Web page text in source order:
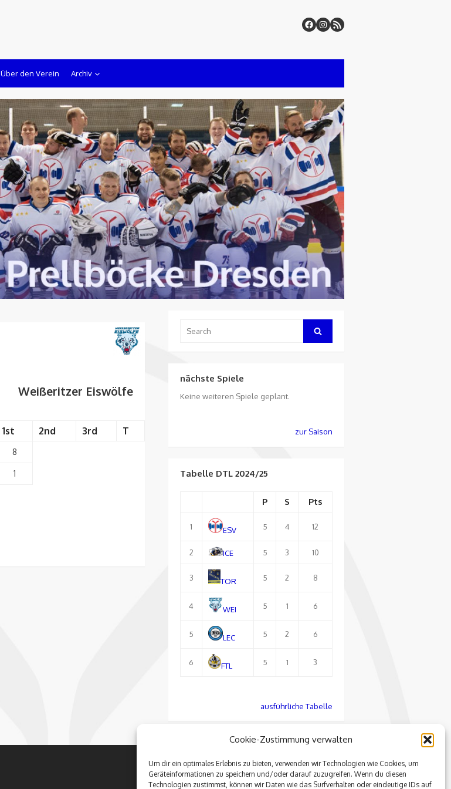
Cookie-Zustimmung verwalten
Um dir ein optimales Erlebnis zu bieten, verwenden wir Technologien wie Cookies, um
Geräteinformationen zu speichern und/oder darauf zuzugreifen. Wenn du diesen
Technologien zustimmst, können wir Daten wie das Surfverhalten oder eindeutige IDs auf
Über den Verein Archiv
Weißeritzer Eiswölfe
1st 2nd 3rd T
8
1
for:
Search
nächste Spiele
Keine weiteren Spiele geplant.
zur Saison
Tabelle DTL 2024/25
P S Pts
1 ESV 5 4 12
2 ICE 5 3 10
3 TOR 5 2 8
4 WEI 5 1 6
5 LEC 5 2 6
6 FTL 5 1 3
ausführliche Tabelle